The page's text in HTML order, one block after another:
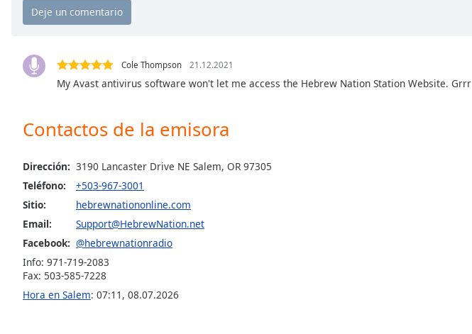
Chapters
Descriptions
selected
Subtitles
subtitles
settings
opens
settings
dialog
subtitles
off,
Cole Thompson 21.12.2021
My Avast antivirus software won't let me access the Hebrew Nation Station Website. Grrr
Contactos de la emisora
Dirección: 3190 Lancaster Drive NE Salem, OR 97305
Teléfono:
+503-967-3001
Sitio:
hebrewnationonline.com
Email:
Support@HebrewNation.net
Facebook: @hebrewnationradio
Info: 971-719-2083
Fax: 503-585-7228
Hora en Salem: 07:11 , 08.07.2026